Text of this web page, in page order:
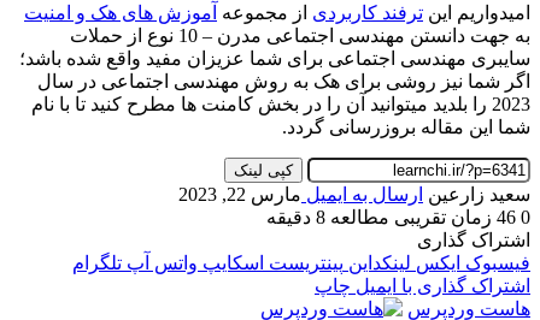
امیدواریم این ترفند کاربردی از مجموعه آموزش های هک و امنیت
به جهت دانستن مهندسی اجتماعی مدرن – 10 نوع از حملات
سایبری مهندسی اجتماعی برای شما عزیزان مفید واقع شده باشد؛
اگر شما نیز روشی برای هک به روش مهندسی اجتماعی در سال
2023 را بلدید میتوانید آن را در بخش کامنت ها مطرح کنید تا با نام
شما این مقاله بروزرسانی گردد.
کپی لینک
سعید زارعین ارسال به ایمیل مارس 22, 2023
0
زمان تقریبی مطالعه 8 دقیقه
اشتراک گذاری
فیسبوک ایکس لینکداین پینتریست اسکایپ واتس آپ تلگرام
اشتراک گذاری با ایمیل چاپ
هاست وردپرس